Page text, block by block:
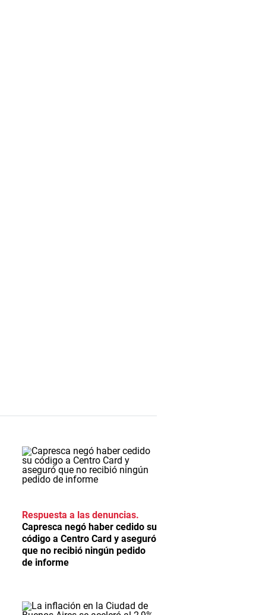
Respuesta a las denuncias
Capresca negó haber cedido su
código a Centro Card y aseguró
que no recibió ningún pedido
de informe